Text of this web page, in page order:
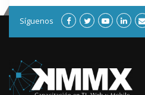
Síguenos